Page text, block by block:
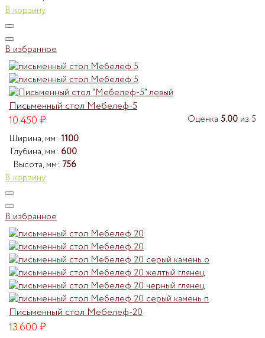
В корзину
В избранное
Письменный стол Мебелеф-5
Оценка 5.00 из 5
10.450₽
Ширина, мм: 1100
Глубина, мм: 600
Высота, мм: 756
В корзину
В избранное
Письменный стол Мебелеф-20
13.600₽